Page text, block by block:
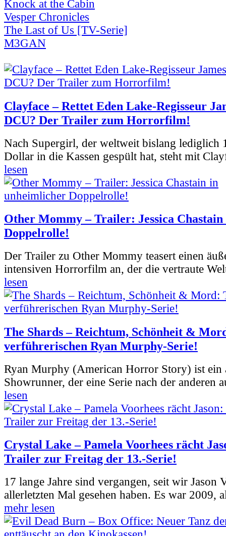
Knock at the Cabin
Vesper Chronicles
The Last of Us [TV-Serie]
M3GAN
Clayface – Rettet Eden Lake-Regisseur
DCU? Der Trailer zum Horrorfilm!
Nach Supergirl, der weltweit bislang lediglich
Dollar in die Kassen gespült hat, steht mit
lesen
Other Mommy – Trailer: Jessica
Doppelrolle!
Der Trailer zu Other Mommy teasert einen
intensiven Horrorfilm an, der die vertraute
lesen
The Shards – Reichtum, Schönheit &
verführerischen Ryan Murphy-Serie!
Ryan Murphy (American Horror Story) ist ein
Showrunner, der eine Serie nach der anderen
lesen
Crystal Lake – Pamela Voorhees rächt
Trailer zur Freitag der 13.-Serie!
17 lange Jahre sind vergangen, seit wir Jason
allerletzten Mal gesehen haben. Es war 2009,
mehr lesen